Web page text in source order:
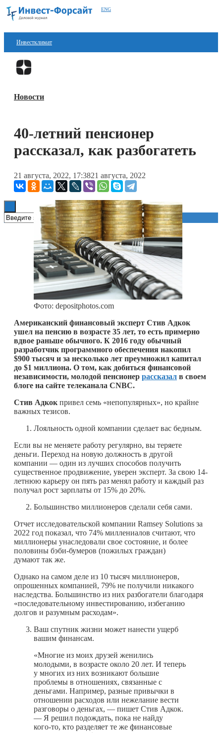
ENG
Инвестклимат
Финансы
Блокчейн
Книги
Новости
40-летний пенсионер
рассказал, как разбогатеть
21 августа, 2022, 17:3821 августа, 2022
Фото: depositphotos.com
Американский финансовый эксперт Стив Адкок
ушел на пенсию в возрасте 35 лет, то есть примерно
вдвое раньше обычного. К 2016 году обычный
разработчик программного обеспечения накопил
$900 тысяч и за несколько лет преумножил капитал
до $1 миллиона. О том, как добиться финансовой
независимости, молодой пенсионер рассказал в своем
блоге на сайте телеканала CNBC.
Стив Адкок привел семь «непопулярных», но крайне
важных тезисов.
Лояльность одной компании сделает вас бедным.
Если вы не меняете работу регулярно, вы теряете
деньги. Переход на новую должность в другой
компании — один из лучших способов получить
существенное продвижение, уверен эксперт. За свою 14-
летнюю карьеру он пять раз менял работу и каждый раз
получал рост зарплаты от 15% до 20%.
Большинство миллионеров сделали себя сами.
Отчет исследовательской компании Ramsey Solutions за
2022 год показал, что 74% миллениалов считают, что
миллионеры унаследовали свое состояние, и более
половины бэби-бумеров (пожилых граждан)
думают так же.
Однако на самом деле из 10 тысяч миллионеров,
опрошенных компанией, 79% не получили никакого
наследства. Большинство из них разбогатели благодаря
«последовательному инвестированию, избеганию
долгов и разумным расходам».
Ваш спутник жизни может нанести ущерб
вашим финансам.
«Многие из моих друзей женились
молодыми, в возрасте около 20 лет. И теперь
у многих из них возникают большие
проблемы в отношениях, связанные с
деньгами. Например, разные привычки в
отношении расходов или нежелание вести
разговоры о деньгах, — пишет Стив Адкок.
— Я решил подождать, пока не найду
кого-то, кто разделяет те же финансовые